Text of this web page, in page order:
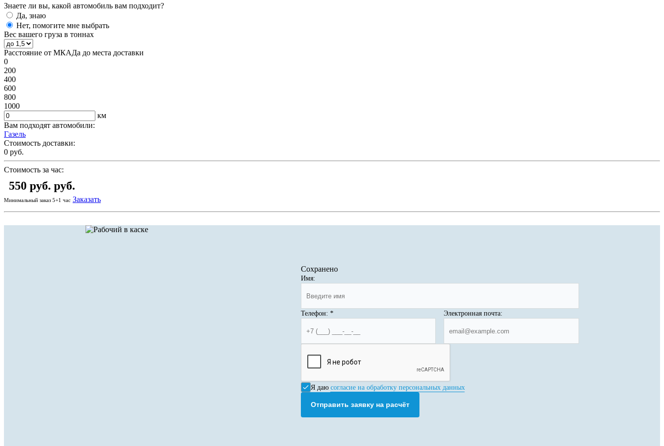
Знаете ли вы, какой автомобиль вам подходит?
Да, знаю
Нет, помогите мне выбрать
Вес вашего груза в тоннах
Расстояние от МКАДа до места доставки
0
200
400
600
800
1000
км
Вам подходят автомобили:
Газель
Стоимость доставки:
0 руб.
Стоимость за час:
550 руб. руб.
Минимальный заказ 5+1 час Заказать
Сохранено
Имя:
Телефон: * Электронная почта:
Я даю согласие на обработку персональных данных
Отправить заявку на расчёт